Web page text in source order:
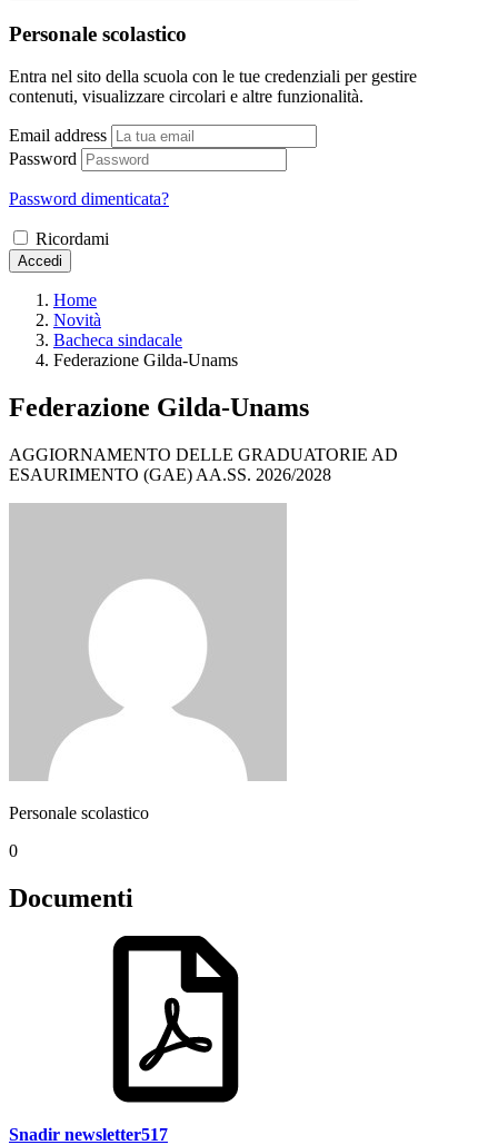
Personale scolastico
Entra nel sito della scuola con le tue credenziali per gestire
contenuti, visualizzare circolari e altre funzionalità.
Email address
Password
Password dimenticata?
Ricordami
Accedi
Home
Novità
Bacheca sindacale
Federazione Gilda-Unams
Federazione Gilda-Unams
AGGIORNAMENTO DELLE GRADUATORIE AD
ESAURIMENTO (GAE) AA.SS. 2026/2028
Personale scolastico
0
Documenti
Snadir newsletter517